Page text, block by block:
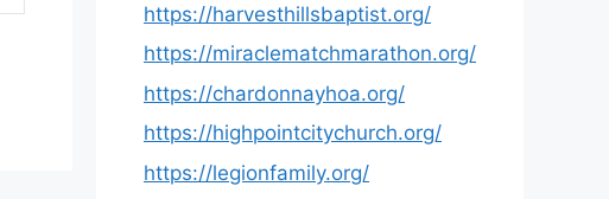
https://harvesthillsbaptist.org/
https://miraclematchmarathon.org/
https://chardonnayhoa.org/
https://highpointcitychurch.org/
https://legionfamily.org/